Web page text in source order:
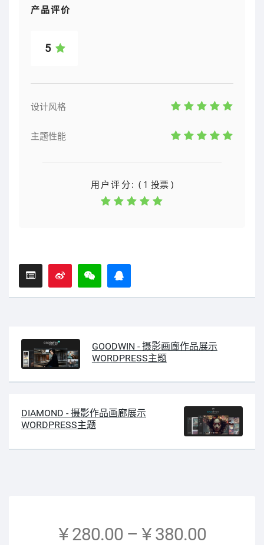
产品评价
5
设计风格
主题性能
用户评分:( 1 投票 )
GOODWIN - 摄影画廊作品展示
WORDPRESS主题
DIAMOND - 摄影作品画廊展示
WORDPRESS主题
¥ 280.00 – ¥ 380.00